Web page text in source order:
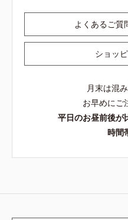
よくあるご質
ショッ
月末は混
お早めにご
平日のお昼前後が
時間